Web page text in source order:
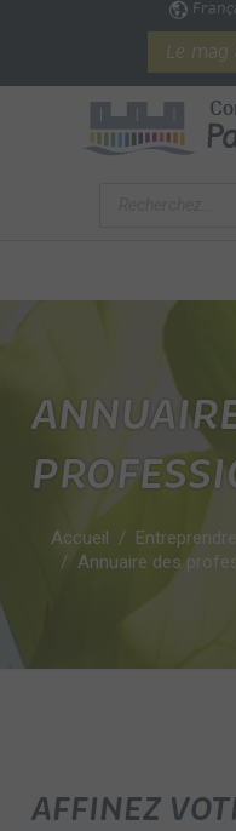
Le mag
Accueil
Entreprendre
Annuaire des
AFFINEZ